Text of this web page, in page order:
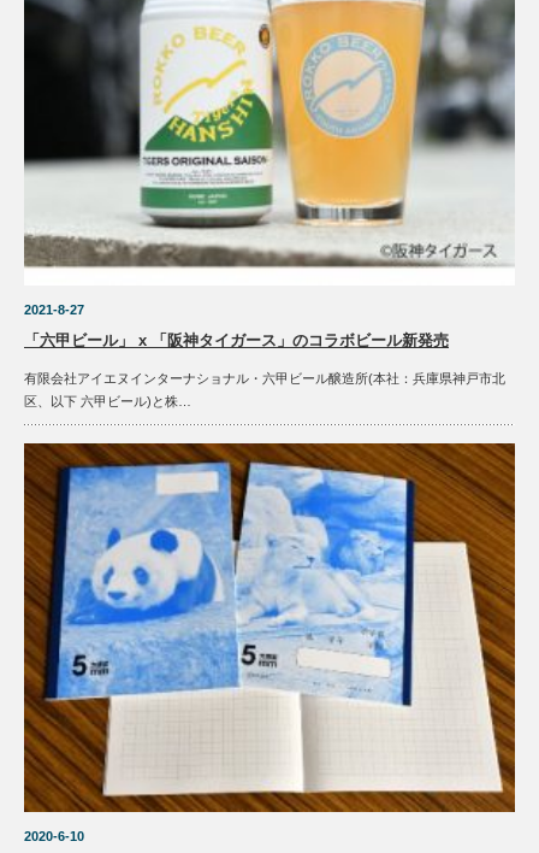
2021-8-27
「六甲ビール」 x 「阪神タイガース」のコラボビール新発売
有限会社アイエヌインターナショナル・六甲ビール醸造所(本社：兵庫県神戸市北
区、以下 六甲ビール)と株…
2020-6-10